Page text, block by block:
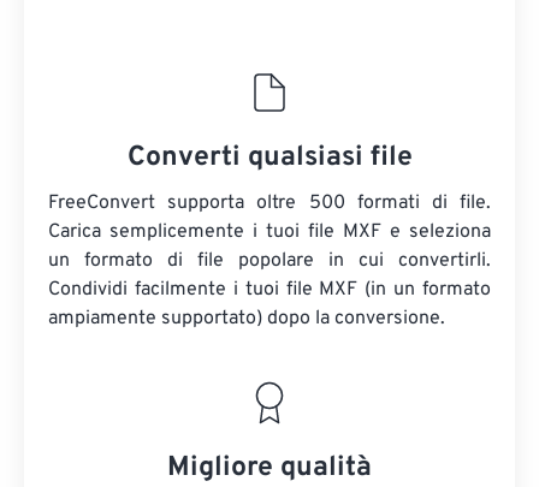
Converti qualsiasi file
FreeConvert supporta oltre 500 formati di file.
Carica semplicemente i tuoi file MXF e seleziona
un formato di file popolare in cui convertirli.
Condividi facilmente i tuoi file MXF (in un formato
ampiamente supportato) dopo la conversione.
Migliore qualità